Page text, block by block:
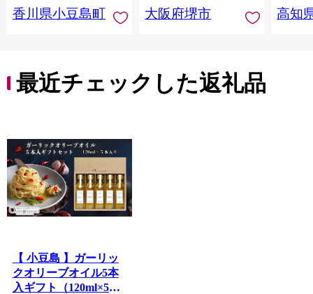
香川県小豆島町
おすすめ 送料無料 大
大阪府堺市 高知
最近チェックした返礼品
【 小豆島 】ガーリッ
クオリーブオイル5本
入ギフト（120ml×5